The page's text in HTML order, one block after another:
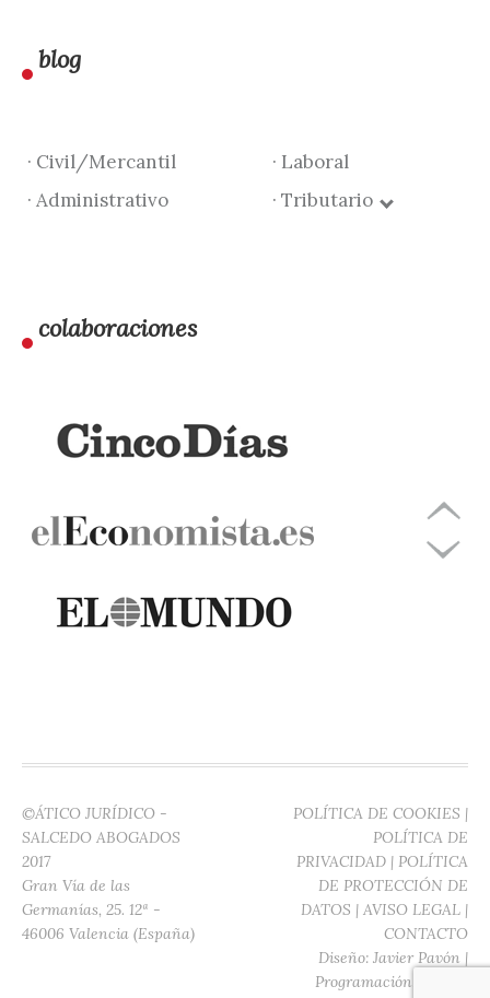
blog
· Civil/Mercantil
· Laboral
· Administrativo
· Tributario
colaboraciones
©ÁTICO JURÍDICO -
SALCEDO ABOGADOS
2017
Gran Vía de las
Germanías, 25. 12ª -
46006 Valencia (España)
POLÍTICA DE COOKIES |
POLÍTICA DE
PRIVACIDAD | POLÍTICA
DE PROTECCIÓN DE
DATOS | AVISO LEGAL |
CONTACTO
Diseño: Javier Pavón |
Programación: